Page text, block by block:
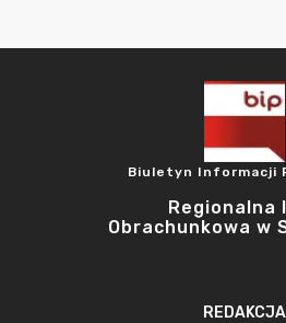
Biuletyn Informacji
Regionalna
Obrachunkowa w
REDAKCJA